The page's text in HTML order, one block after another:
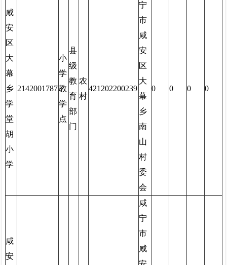
咸
安
区
大
幕
乡
学
堂
胡
小
学
2142001787
小
学
教
学
点
县
级
教
育
部
门
农
村
421202200239
宁
市
咸
安
区
大
幕
乡
南
山
村
委
会
0 0 0 0
咸
安
咸
宁
市
咸